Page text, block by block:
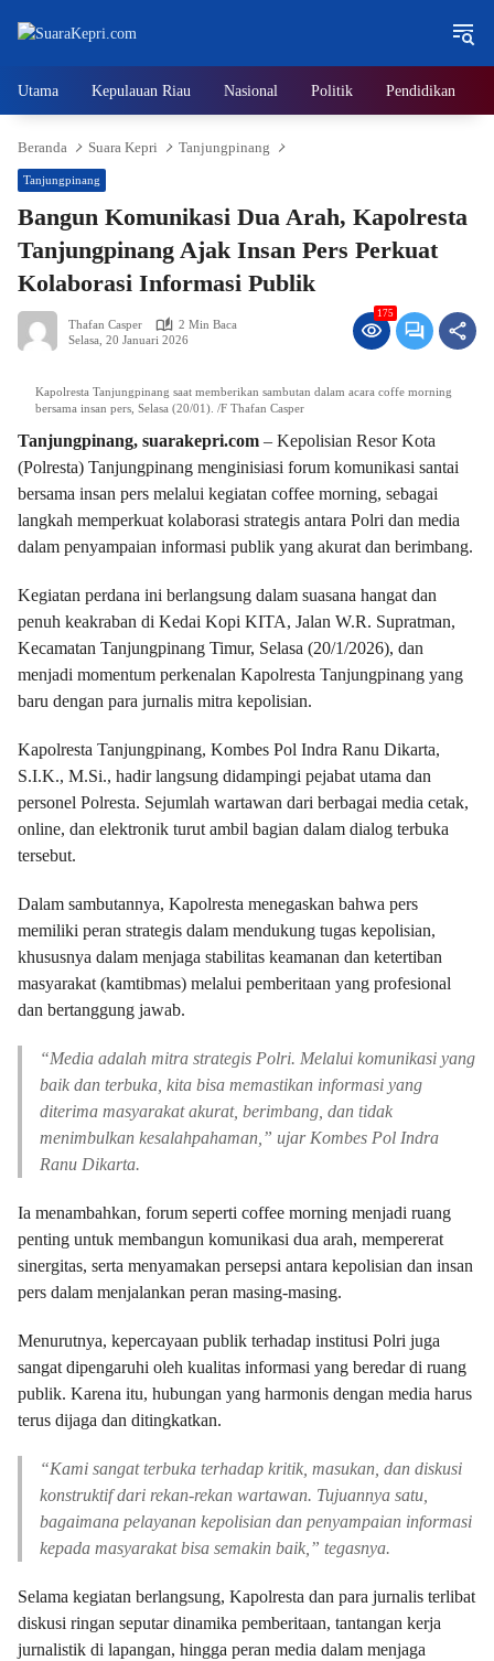
Utama Kepulauan Riau Nasional Politik Pendidikan
Beranda Suara Kepri Tanjungpinang
Tanjungpinang
Bangun Komunikasi Dua Arah, Kapolresta
Tanjungpinang Ajak Insan Pers Perkuat
Kolaborasi Informasi Publik
Thafan Casper
2 Min Baca
Selasa, 20 Januari 2026
175
Kapolresta Tanjungpinang saat memberikan sambutan dalam acara coffe morning
bersama insan pers, Selasa (20/01). /F Thafan Casper
Tanjungpinang, suarakepri.com – Kepolisian Resor Kota
(Polresta) Tanjungpinang menginisiasi forum komunikasi santai
bersama insan pers melalui kegiatan coffee morning, sebagai
langkah memperkuat kolaborasi strategis antara Polri dan media
dalam penyampaian informasi publik yang akurat dan berimbang.
Kegiatan perdana ini berlangsung dalam suasana hangat dan
penuh keakraban di Kedai Kopi KITA, Jalan W.R. Supratman,
Kecamatan Tanjungpinang Timur, Selasa (20/1/2026), dan
menjadi momentum perkenalan Kapolresta Tanjungpinang yang
baru dengan para jurnalis mitra kepolisian.
Kapolresta Tanjungpinang, Kombes Pol Indra Ranu Dikarta,
S.I.K., M.Si., hadir langsung didampingi pejabat utama dan
personel Polresta. Sejumlah wartawan dari berbagai media cetak,
online, dan elektronik turut ambil bagian dalam dialog terbuka
tersebut.
Dalam sambutannya, Kapolresta menegaskan bahwa pers
memiliki peran strategis dalam mendukung tugas kepolisian,
khususnya dalam menjaga stabilitas keamanan dan ketertiban
masyarakat (kamtibmas) melalui pemberitaan yang profesional
dan bertanggung jawab.
“Media adalah mitra strategis Polri. Melalui komunikasi yang
baik dan terbuka, kita bisa memastikan informasi yang
diterima masyarakat akurat, berimbang, dan tidak
menimbulkan kesalahpahaman,” ujar Kombes Pol Indra
Ranu Dikarta.
Ia menambahkan, forum seperti coffee morning menjadi ruang
penting untuk membangun komunikasi dua arah, mempererat
sinergitas, serta menyamakan persepsi antara kepolisian dan insan
pers dalam menjalankan peran masing-masing.
Menurutnya, kepercayaan publik terhadap institusi Polri juga
sangat dipengaruhi oleh kualitas informasi yang beredar di ruang
publik. Karena itu, hubungan yang harmonis dengan media harus
terus dijaga dan ditingkatkan.
“Kami sangat terbuka terhadap kritik, masukan, dan diskusi
konstruktif dari rekan-rekan wartawan. Tujuannya satu,
bagaimana pelayanan kepolisian dan penyampaian informasi
kepada masyarakat bisa semakin baik,” tegasnya.
Selama kegiatan berlangsung, Kapolresta dan para jurnalis terlibat
diskusi ringan seputar dinamika pemberitaan, tantangan kerja
jurnalistik di lapangan, hingga peran media dalam menjaga